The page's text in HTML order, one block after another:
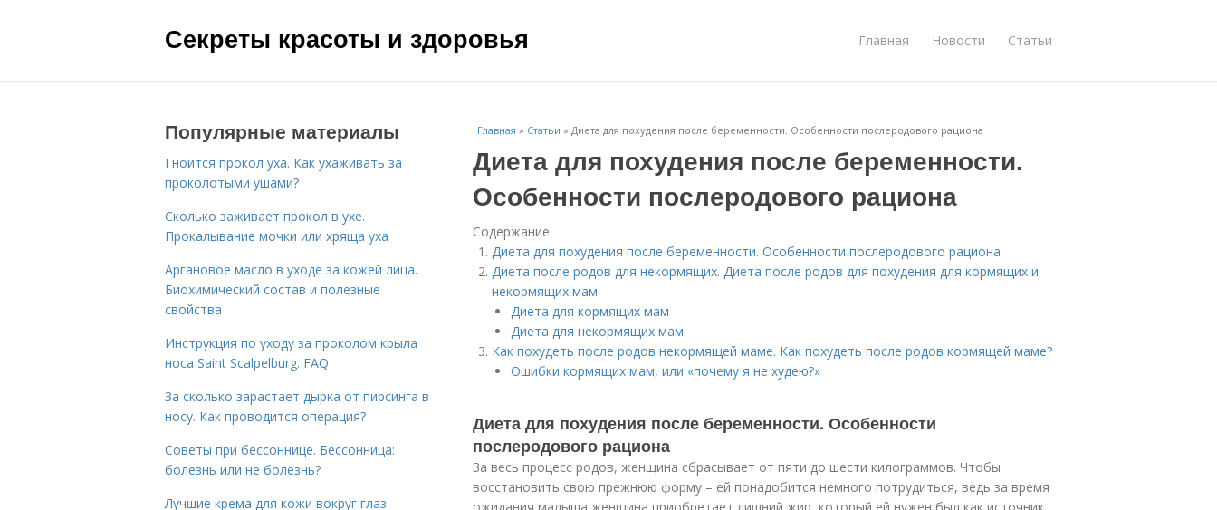
Секреты красоты и здоровья Главная Новости Статьи
Главная » Статьи » Диета для похудения после беременности. Особенности послеродового рациона
Диета для похудения после беременности.
Особенности послеродового рациона
Содержание
Диета для похудения после беременности. Особенности послеродового рациона
Диета после родов для некормящих. Диета после родов для похудения для кормящих и
некормящих мам
Диета для кормящих мам
Диета для некормящих мам
Как похудеть после родов некормящей маме. Как похудеть после родов кормящей маме?
Ошибки кормящих мам, или «почему я не худею?»
Диета для похудения после беременности. Особенности
послеродового рациона
За весь процесс родов, женщина сбрасывает от пяти до шести килограммов. Чтобы
восстановить свою прежнюю форму – ей понадобится немного потрудиться, ведь за время
Популярные материалы
Гноится прокол уха. Как ухаживать за
проколотыми ушами?
Сколько заживает прокол в ухе.
Прокалывание мочки или хряща уха
Аргановое масло в уходе за кожей лица.
Биохимический состав и полезные
свойства
Инструкция по уходу за проколом крыла
носа Saint Scalpelburg. FAQ
За сколько зарастает дырка от пирсинга в
носу. Как проводится операция?
Советы при бессоннице. Бессонница:
болезнь или не болезнь?
Лучшие крема для кожи вокруг глаз.